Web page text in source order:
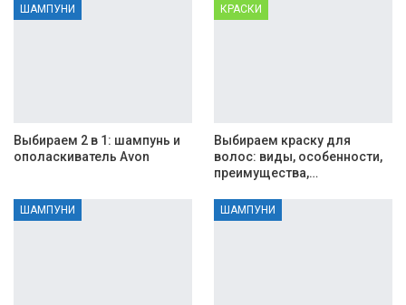
ШАМПУНИ
Выбираем 2 в 1: шампунь и
ополаскиватель Avon
КРАСКИ
Выбираем краску для
волос: виды, особенности,
преимущества,…
ШАМПУНИ ШАМПУНИ